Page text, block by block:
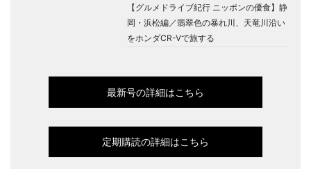
【グルメドライブ紀行 ニッポンの優食】静
岡・浜松編／翡翠色の暴れ川、天竜川沿い
をホンダCR-Vで旅する
最新号の詳細はこちら
定期購読の詳細はこちら